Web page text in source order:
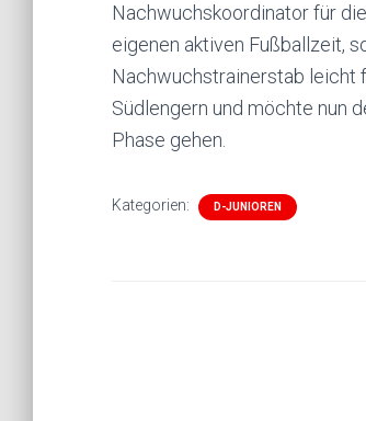
Nachwuchskoordinator für
eigenen aktiven Fußballzeit,
Nachwuchstrainerstab leicht
Südlengern und möchte nun
Phase gehen.
Kategorien: D-JUNIOREN